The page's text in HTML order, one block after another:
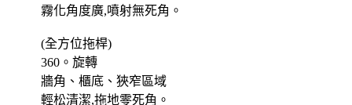
霧化角度廣,噴射無死角。
(全方位拖桿)
360。旋轉
牆角、櫃底、狹窄區域
輕松清潔,拖地零死角。